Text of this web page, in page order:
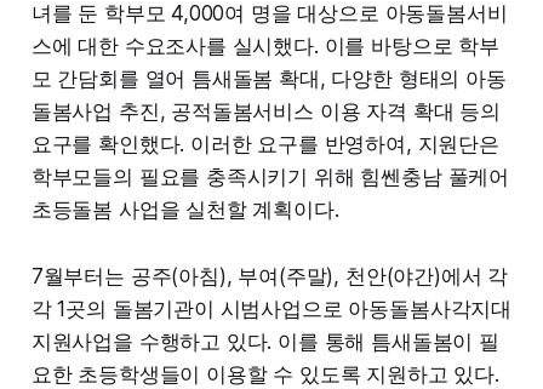
녀를 둔 학부모 4,000여 명을 대상으로 아동돌봄서비
스에 대한 수요조사를 실시했다. 이를 바탕으로 학부
모 간담회를 열어 틈새돌봄 확대, 다양한 형태의 아동
돌봄사업 추진, 공적돌봄서비스 이용 자격 확대 등의
요구를 확인했다. 이러한 요구를 반영하여, 지원단은
학부모들의 필요를 충족시키기 위해 힘쎈충남 풀케어
초등돌봄 사업을 실천할 계획이다.
7월부터는 공주(아침), 부여(주말), 천안(야간)에서 각
각 1곳의 돌봄기관이 시범사업으로 아동돌봄사각지대
지원사업을 수행하고 있다. 이를 통해 틈새돌봄이 필
요한 초등학생들이 이용할 수 있도록 지원하고 있다.